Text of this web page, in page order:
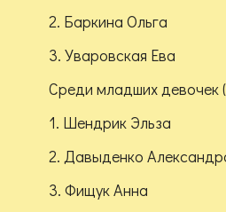
2. Баркина Ольга
3. Уваровская Ева
Среди младших девочек
1. Шендрик Эльза
2. Давыденко
3. Фищук Анна